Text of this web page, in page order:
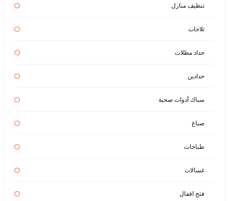
تنظيف منازل
ثلاجات
حداد مظلات
حدادين
سباك أدوات صحية
صباغ
طباخات
غسالات
فتح اقفال